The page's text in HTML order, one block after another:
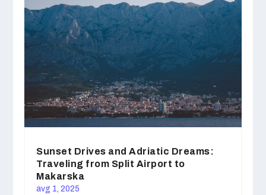
Sunset Drives and Adriatic Dreams:
Traveling from Split Airport to
Makarska
avg 1, 2025